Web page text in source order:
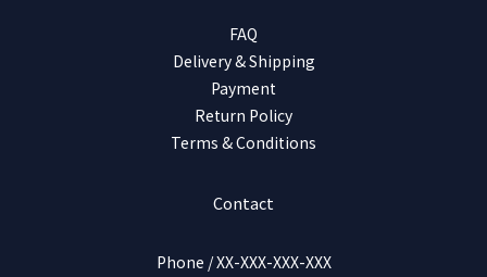
FAQ
Delivery & Shipping
Payment
Return Policy
Terms & Conditions
Contact
Phone / XX-XXX-XXX-XXX